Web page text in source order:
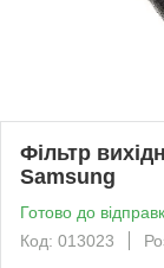
Фільтр
Samsung
Готово до
Код: 013023